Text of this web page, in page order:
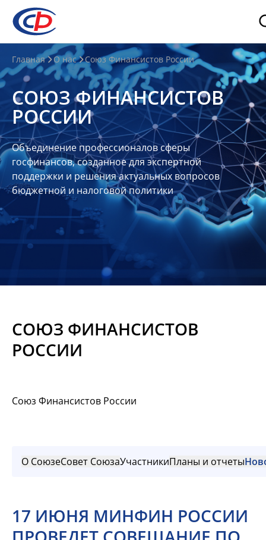
О
нас
О
СФР
Совет
Союза
Участники
Планы
отчеты
Контакты
Материалы
Главная О нас Союз Финансистов России
СОЮЗ ФИНАНСИСТОВ
РОССИИ
Объединение профессионалов сферы
госфинансов, созданное для экспертной
поддержки и решения актуальных вопросов
бюджетной и налоговой политики
СОЮЗ ФИНАНСИСТОВ
РОССИИ
Союз Финансистов России
О СоюзеСовет СоюзаУчастникиПланы и отчеты
17 ИЮНЯ МИНФИН РОССИИ